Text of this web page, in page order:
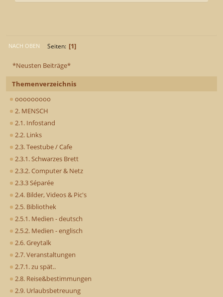
*Neusten Beiträge*
Themenverzeichnis
ooooooooo
2. MENSCH
2.1. Infostand
2.2. Links
2.3. Teestube / Cafe
2.3.1. Schwarzes Brett
2.3.2. Computer & Netz
2.3.3 Séparée
2.4. Bilder, Videos & Pic's
2.5. Bibliothek
2.5.1. Medien - deutsch
2.5.2. Medien - englisch
2.6. Greytalk
2.7. Veranstaltungen
2.7.1. zu spät..
2.8. Reise&bestimmungen
2.9. Urlaubsbetreuung
NACH OBEN Seiten 1